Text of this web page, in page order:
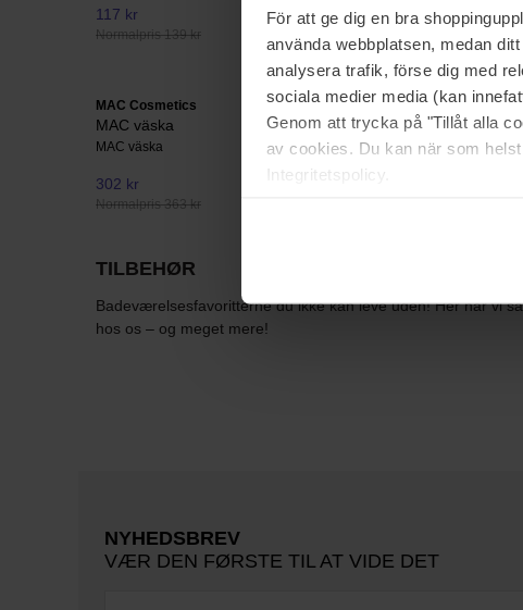
För att ge dig en bra
använda webbplatsen, medan
analysera trafik, förse dig med
sociala medier media (kan
Genom att trycka på "Tillåt alla
av cookies. Du kan när som
Integritetspolicy.
117 kr
Normalpris 139 kr
139 kr
MAC Cosmetics
MAC väska
MAC väska
302 kr
Normalpris 363 kr
Lenoites
Claw Clip
1 pcs
TILBEHØR
Badeværelsesfavoritterne du ikke kan leve uden! Her har vi
hos os – og meget mere!
NYHEDSBREV
VÆR DEN FØRSTE TIL AT VIDE DET